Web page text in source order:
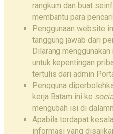
rangkum dan buat
membantu para
Penggunaan website
tanggung jawab dari
Dilarang
untuk kepentingan
tertulis dari admin
Pengguna
kerja Batam ini ke
mengubah isi di
Apabila terdapat
informasi yang